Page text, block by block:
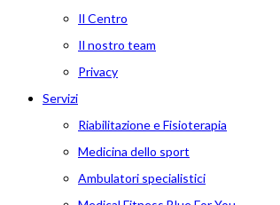
Il Centro
Il nostro team
Privacy
Servizi
Riabilitazione e Fisioterapia
Medicina dello sport
Ambulatori specialistici